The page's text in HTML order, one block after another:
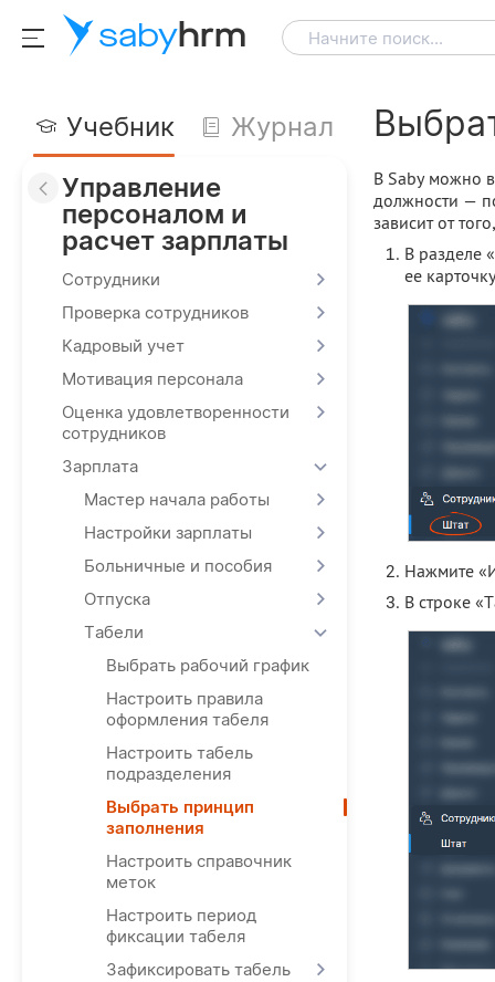
sabyhrm Начните поиск...
Учебник
Журнал
Управление
персоналом и
расчет зарплаты
Сотрудники
Проверка сотрудников
Кадровый учет
Мотивация персонала
Оценка удовлетворенности
сотрудников
Зарплата
Мастер начала работы
Настройки зарплаты
Больничные и пособия
Отпуска
Табели
Выбрать рабочий график
Настроить правила
оформления табеля
Настроить табель
подразделения
Выбрать принцип
заполнения
Настроить справочник
меток
Настроить период
фиксации табеля
Зафиксировать табель
В Saby можно
должности —
зависит от
В разделе
ее
Нажмите
В строке